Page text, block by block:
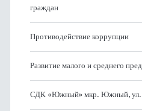
граждан
Противодействие коррупции
Развитие малого и среднего
СДК «Южный» мкр. Южный, ул.